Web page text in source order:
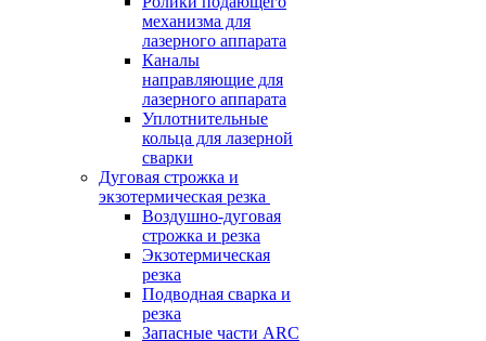
механизма для
лазерного аппарата
Каналы
направляющие для
лазерного аппарата
Уплотнительные
кольца для лазерной
сварки
Дуговая строжка и
экзотермическая резка
Воздушно-дуговая
строжка и резка
Экзотермическая
резка
Подводная сварка и
резка
Запасные части ARC